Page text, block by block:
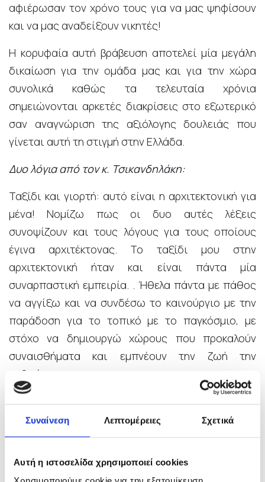
Συναίνεση Λεπτομέρειες Σχετικά
Αυτή η ιστοσελίδα χρησιμοποιεί cookies
αφιέρωσαν τον χρόνο τους για να μας ψηφίσουν
και να μας αναδείξουν νικητές!
Η κορυφαία αυτή βράβευση αποτελεί μία μεγάλη
δικαίωση για την ομάδα μας και για την χώρα
συνολικά καθώς τα τελευταία χρόνια
σημειώνονται αρκετές διακρίσεις στο εξωτερικό
σαν αναγνώριση της αξιόλογης δουλειάς που
γίνεται αυτή τη στιγμή στην Ελλάδα.
Δυο λόγια από τον κ. Τσικανδηλάκη:
Ταξίδι και γιορτή: αυτό είναι η αρχιτεκτονική για
μένα! Νομίζω πως οι δυο αυτές λέξεις
συνοψίζουν και τους λόγους για τους οποίους
έγινα αρχιτέκτονας. Το ταξίδι μου στην
αρχιτεκτονική ήταν και είναι πάντα μία
συναρπαστική εμπειρία. . Ήθελα πάντα με πάθος
να αγγίξω και να συνδέσω το καινούργιο με την
παράδοση για το τοπικό με το παγκόσμιο, με
στόχο να δημιουργώ χώρους που προκαλούν
συναισθήματα και εμπνέουν την ζωή την
ανθρώπων.
Το ταξίδι μοιάζει με μία μεγάλη περιπέτεια και
αξίζει όσο το κάνουμε με αγάπη, κέφι και δύναμη.
Η αλήθεια είναι ότι μας έχει δώσει μεγάλες χαρές
που συνεργαστήκαμε και πορευθήκαμε μαζί σε